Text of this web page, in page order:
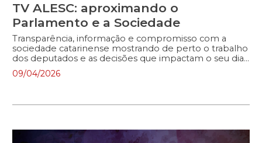
TV ALESC: aproximando o
Parlamento e a Sociedade
Transparência, informação e compromisso com a
sociedade catarinense mostrando de perto o trabalho
dos deputados e as decisões que impactam o seu dia
a dia.
09/04/2026